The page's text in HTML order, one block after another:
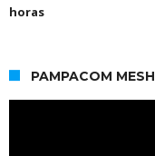
horas
PAMPACOM MESH